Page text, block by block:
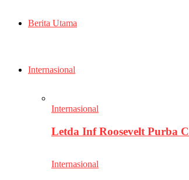
Berita Utama
Internasional
Internasional
Letda Inf Roosevelt Purba
Internasional